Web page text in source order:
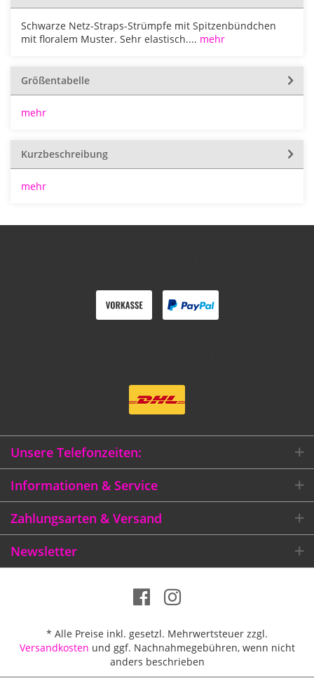
Schwarze Netz-Straps-Strümpfe mit Spitzenbündchen
mit floralem Muster. Sehr elastisch.... mehr
Größentabelle
mehr
Kurzbeschreibung
mehr
Unsere Telefonzeiten:
Informationen & Service
Zahlungsarten & Versand
Newsletter
* Alle Preise inkl. gesetzl. Mehrwertsteuer zzgl.
Versandkosten und ggf. Nachnahmegebühren, wenn nicht
anders beschrieben